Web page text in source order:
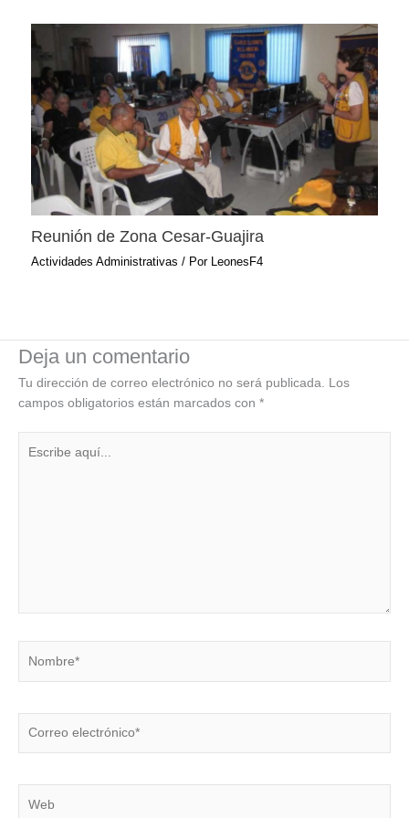
Reunión de Zona Cesar-Guajira
Actividades Administrativas / Por LeonesF4
Deja un comentario
Tu dirección de correo electrónico no será publicada.
Los
campos obligatorios están marcados con *
aquí...